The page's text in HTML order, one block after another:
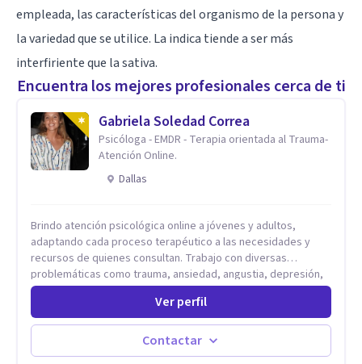
empleada, las características del organismo de la persona y
la variedad que se utilice. La indica tiende a ser más
interfiriente que la sativa.
Encuentra los mejores profesionales cerca de ti
Gabriela Soledad Correa
Psicóloga - EMDR - Terapia orientada al Trauma-
Atención Online.
Dallas
Brindo atención psicológica online a jóvenes y adultos,
adaptando cada proceso terapéutico a las necesidades y
recursos de quienes consultan. Trabajo con diversas
problemáticas como trauma, ansiedad, angustia, depresión,
estrés, violencias, abuso sexual y procesos migratorios,
entre otros. Ofrezco un espacio seguro, de escucha activa y
contención, comprometido con tu bienestar emocional y con
un enfoque centrado en el autoconocimiento y el aprendizaje
mutuo. Mi manera de trabajar se enfoca principalmente en los
Ver perfil
Contactar